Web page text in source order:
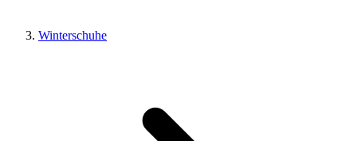
Winterschuhe